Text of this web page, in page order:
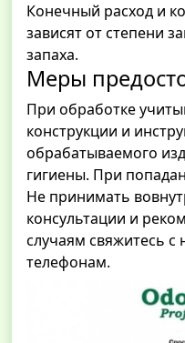
Конечный расход и
зависят от степени
запаха.
Меры
При обработке
конструкции и
обрабатываемого
гигиены. При
Не принимать
консультации и
случаям свяжитесь
телефонам.